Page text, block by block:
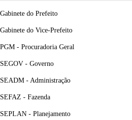
Gabinete do Prefeito
Gabinete do Vice-Prefeito
PGM - Procuradoria Geral
SEGOV - Governo
SEADM - Administração
SEFAZ - Fazenda
SEPLAN - Planejamento